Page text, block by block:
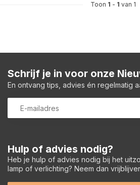
Toon 1 - 1 van 1
Hulp of advies nodig?
Heb je hulp of advies nodig bij het
lamp of verlichting? Neem dan
Schrijf je in voor onze
En ontvang tips, advies én regelmatig